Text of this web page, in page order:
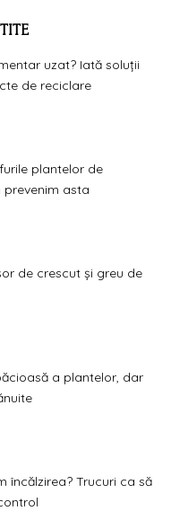
uzat? Iată soluții
de reciclare
plantelor de
asta
de crescut și greu de
a plantelor, dar
încălzirea? Trucuri ca să